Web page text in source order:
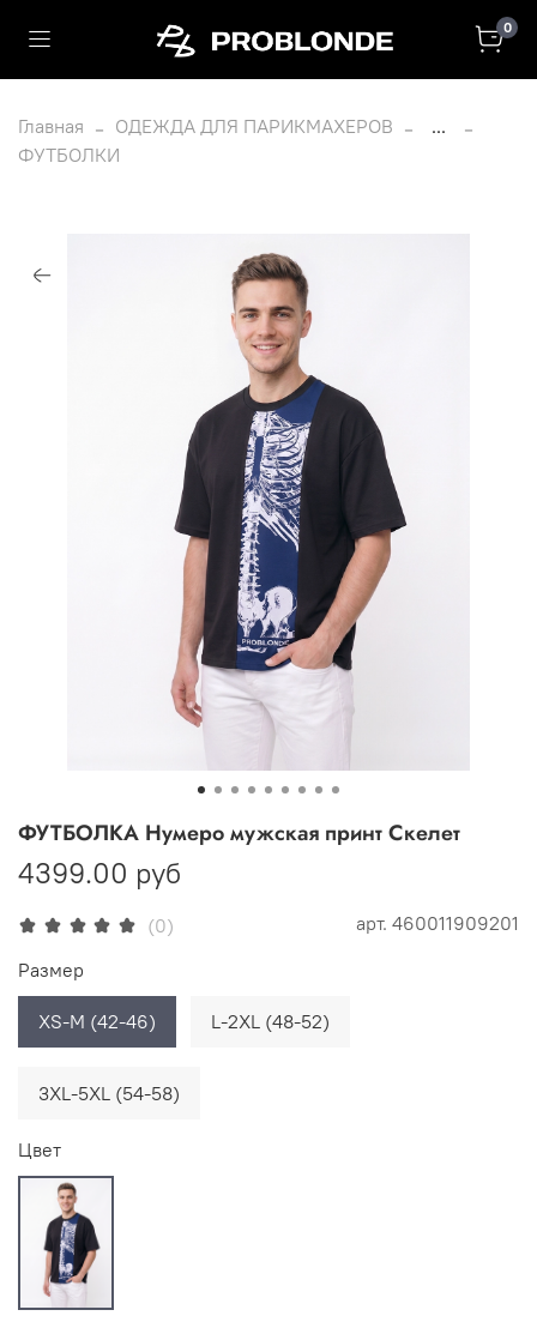
0
Главная ОДЕЖДА ДЛЯ ПАРИКМАХЕРОВ
...
ФУТБОЛКИ
(0) арт. 460011909201
ФУТБОЛКА Нумеро мужская принт Скелет
4399.00 руб
Размер
XS-M (42-46) L-2XL (48-52)
3XL-5XL (54-58)
Цвет